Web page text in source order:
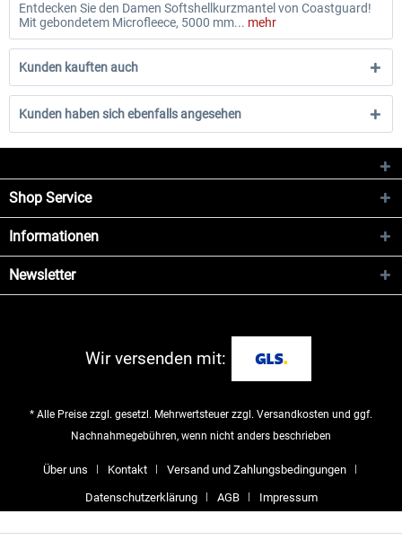
Entdecken Sie den Damen Softshellkurzmantel von Coastguard!
Mit gebondetem Microfleece, 5000 mm... mehr
Kunden kauften auch
Kunden haben sich ebenfalls angesehen
Shop Service
Informationen
Newsletter
Wir versenden mit:
* Alle Preise zzgl. gesetzl. Mehrwertsteuer zzgl. Versandkosten und ggf.
Nachnahmegebühren, wenn nicht anders beschrieben
Über uns Kontakt Versand und Zahlungsbedingungen
Datenschutzerklärung AGB Impressum